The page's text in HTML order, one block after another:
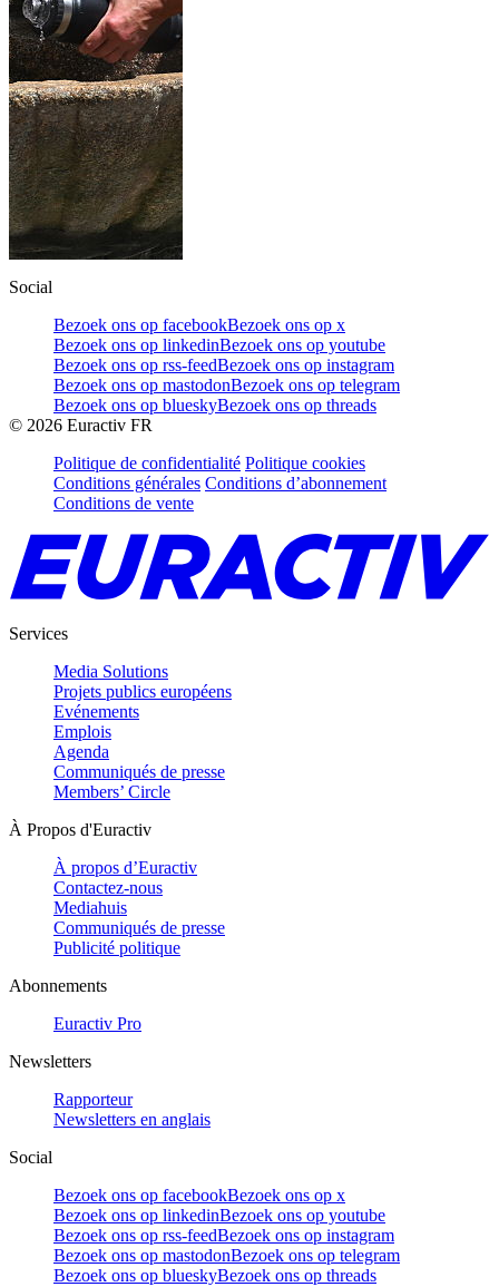
Social
Bezoek ons op facebookBezoek ons op x
Bezoek ons op linkedinBezoek ons op youtube
Bezoek ons op rss-feedBezoek ons op instagram
Bezoek ons op mastodonBezoek ons op telegram
Bezoek ons op blueskyBezoek ons op threads
© 2026 Euractiv FR
Politique de confidentialité Politique cookies
Conditions générales Conditions d’abonnement
Conditions de vente
Services
Media Solutions
Projets publics européens
Evénements
Emplois
Agenda
Communiqués de presse
Members’ Circle
À Propos d'Euractiv
À propos d’Euractiv
Contactez-nous
Mediahuis
Communiqués de presse
Publicité politique
Abonnements
Euractiv Pro
Newsletters
Rapporteur
Newsletters en anglais
Social
Bezoek ons op facebookBezoek ons op x
Bezoek ons op linkedinBezoek ons op youtube
Bezoek ons op rss-feedBezoek ons op instagram
Bezoek ons op mastodonBezoek ons op telegram
Bezoek ons op blueskyBezoek ons op threads